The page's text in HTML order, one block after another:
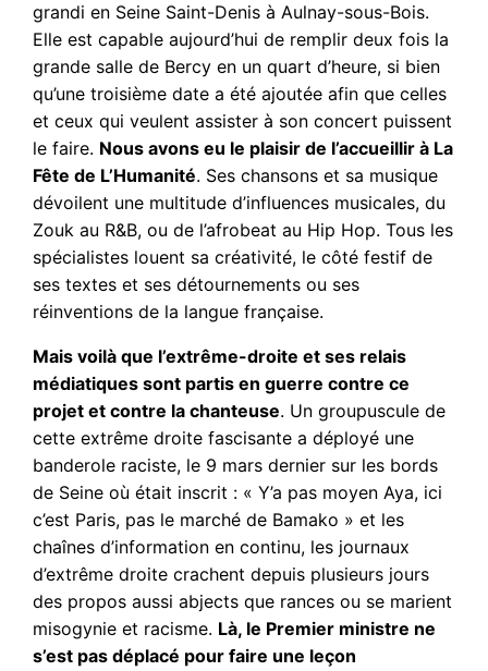
grandi en Seine Saint-Denis à Aulnay-sous-Bois.
Elle est capable aujourd’hui de remplir deux fois la
grande salle de Bercy en un quart d’heure, si bien
qu’une troisième date a été ajoutée afin que celles
et ceux qui veulent assister à son concert puissent
le faire. Nous avons eu le plaisir de l’accueillir à La
Fête de L’Humanité. Ses chansons et sa musique
dévoilent une multitude d’influences musicales, du
Zouk au R&B, ou de l’afrobeat au Hip Hop. Tous les
spécialistes louent sa créativité, le côté festif de
ses textes et ses détournements ou ses
réinventions de la langue française.
Mais voilà que l’extrême-droite et ses relais
médiatiques sont partis en guerre contre ce
projet et contre la chanteuse. Un groupuscule de
cette extrême droite fascisante a déployé une
banderole raciste, le 9 mars dernier sur les bords
de Seine où était inscrit : « Y’a pas moyen Aya, ici
c’est Paris, pas le marché de Bamako » et les
chaînes d’information en continu, les journaux
d’extrême droite crachent depuis plusieurs jours
des propos aussi abjects que rances ou se marient
misogynie et racisme. Là, le Premier ministre ne
s’est pas déplacé pour faire une leçon